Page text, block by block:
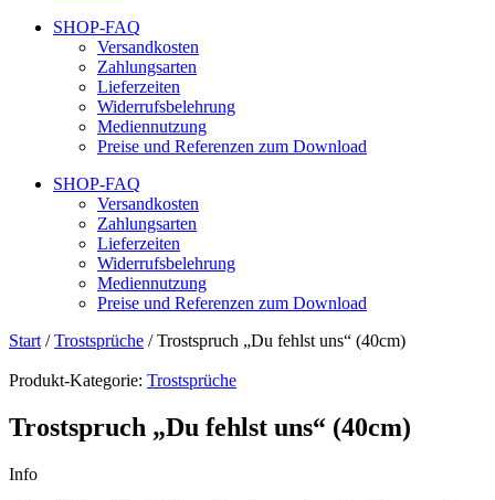
SHOP-FAQ
Versandkosten
Zahlungsarten
Lieferzeiten
Widerrufsbelehrung
Mediennutzung
Preise und Referenzen zum Download
SHOP-FAQ
Versandkosten
Zahlungsarten
Lieferzeiten
Widerrufsbelehrung
Mediennutzung
Preise und Referenzen zum Download
Start /Trostsprüche / Trostspruch „Du fehlst uns“ (40cm)
Produkt-Kategorie: Trostsprüche
Trostspruch „Du fehlst uns“ (40cm)
Info